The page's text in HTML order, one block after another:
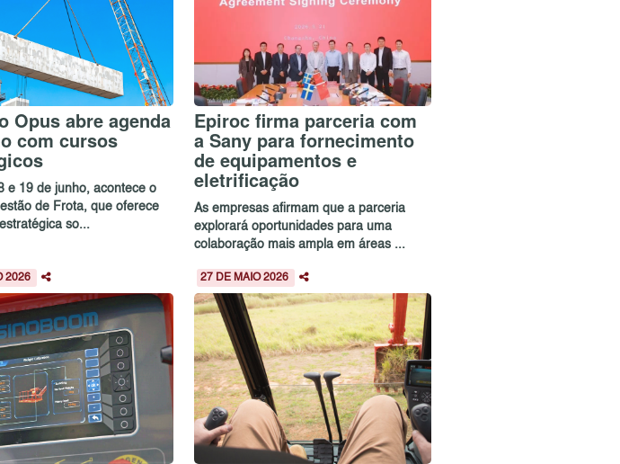
Opus abre agenda
com cursos
e 19 de junho, acontece o
de Frota, que oferece
so...
Epiroc firma parceria com
a Sany para fornecimento
de equipamentos e
eletrificação
As empresas afirmam que a parceria
explorará oportunidades para uma
colaboração mais ampla em áreas ...
2026 27 DE MAIO 2026